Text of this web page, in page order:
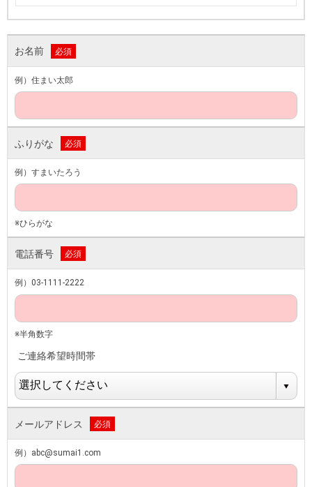
お名前 必須
例）住まい太郎
ふりがな 必須
例）すまいたろう
※ひらがな
電話番号 必須
例）03-1111-2222
※半角数字
ご連絡希望時間帯
メールアドレス 必須
例）abc@sumai1.com